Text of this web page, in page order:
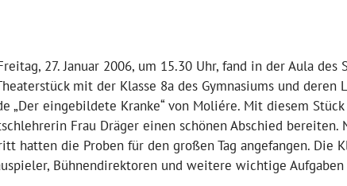
27. Januar 2006, um 15.30 Uhr, fand in der Aula
mit der Klasse 8a des Gymnasiums und deren
„Der eingebildete Kranke“ von Moliére. Mit diesem
Frau Dräger einen schönen Abschied bereiten.
hatten die Proben für den großen Tag angefangen. Die
Bühnendirektoren und weitere wichtige